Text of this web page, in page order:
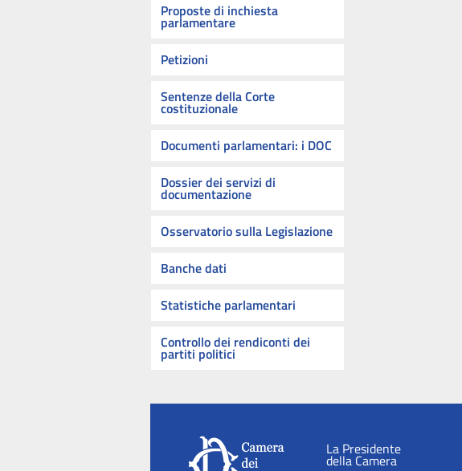
Proposte di inchiesta
parlamentare
Petizioni
Sentenze della Corte
costituzionale
Documenti parlamentari: i DOC
Dossier dei servizi di
documentazione
Osservatorio sulla Legislazione
Banche dati
Statistiche parlamentari
Controllo dei rendiconti dei
partiti politici
La Presidente
della Camera